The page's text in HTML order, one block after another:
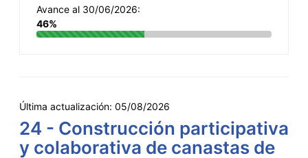
Avance al 30/06/2026:
46%
Última actualización: 05/08/2026
24 - Construcción participativa
y colaborativa de canastas de